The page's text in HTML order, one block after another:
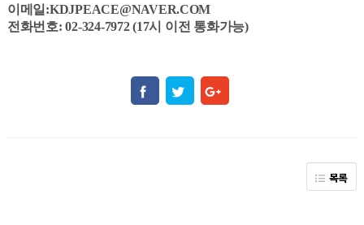
이메일:KDJPEACE@NAVER.COM
전화번호: 02-324-7972 (17시 이전 통화가능)
목록